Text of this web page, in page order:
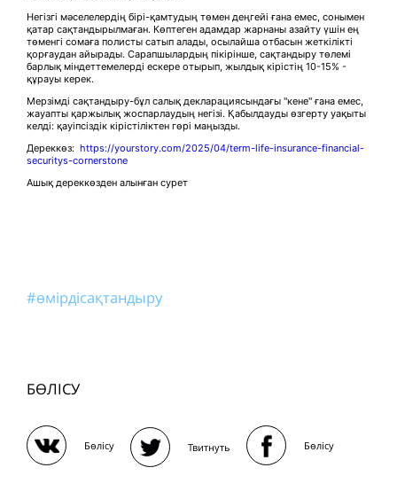
Негізгі мәселелердің бірі-қамтудың төмен деңгейі ғана емес, сонымен
қатар сақтандырылмаған. Көптеген адамдар жарнаны азайту үшін ең
төменгі сомаға полисты сатып алады, осылайша отбасын жеткілікті
қорғаудан айырады. Сарапшылардың пікірінше, сақтандыру төлемі
барлық міндеттемелерді ескере отырып, жылдық кірістің 10-15% -
құрауы керек.
Мерзімді сақтандыру-бұл салық декларациясындағы "кене" ғана емес,
жауапты қаржылық жоспарлаудың негізі. Қабылдауды өзгерту уақыты
келді: қауіпсіздік кірістіліктен гөрі маңызды.
Дереккөз: https://yourstory.com/2025/04/term-life-insurance-financial-
securitys-cornerstone
Ашық дереккөзден алынған сурет
#өмірдісақтандыру
БӨЛІСУ
Бөлісу Твитнуть Бөлісу